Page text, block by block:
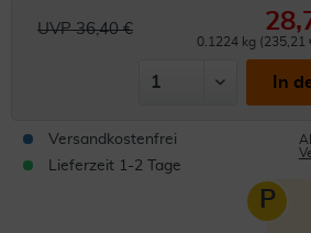
UVP 36,40 €
0.1224 kg (235,21
In
Versandkostenfrei
Lieferzeit 1-2 Tage
P